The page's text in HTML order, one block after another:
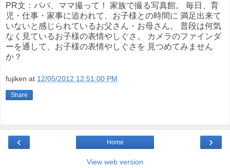
PR文：パパ、ママ撮って！ 家族で撮る写真館。 毎日、育
児・仕事・家事に追われて、お子様との時間に 満足出来て
いないと感じられているお父さん・お母さん。 普段は何気
なく見ているお子様の表情やしぐさ。 カメラのファインダ
ーを通して、お子様の表情やしぐさを 見つめてみません
か？
fujiken at 12/05/2012 12:51:00 PM
Share
‹ ›
Home
View web version